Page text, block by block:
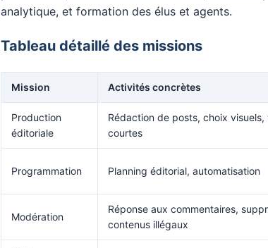
analytique, et formation des élus et agents.
Tableau détaillé des missions
Mission Activités concrètes
Production
éditoriale
Rédaction de posts, choix visuels,
courtes
Programmation Planning éditorial, automatisation
Modération
Réponse aux commentaires,
contenus illégaux